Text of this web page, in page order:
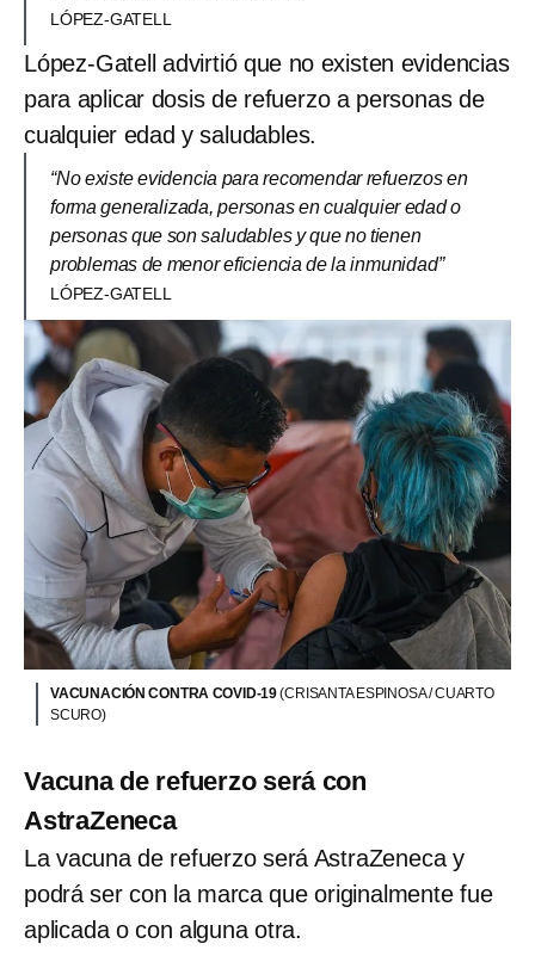
LÓPEZ-GATELL
López-Gatell advirtió que no existen evidencias
para aplicar dosis de refuerzo a personas de
cualquier edad y saludables.
“No existe evidencia para recomendar refuerzos en
forma generalizada, personas en cualquier edad o
personas que son saludables y que no tienen
problemas de menor eficiencia de la inmunidad”
LÓPEZ-GATELL
VACUNACIÓN CONTRA COVID-19(CRISANTA ESPINOSA / CUARTO
SCURO)
Vacuna de refuerzo será con
AstraZeneca
La vacuna de refuerzo será AstraZeneca y
podrá ser con la marca que originalmente fue
aplicada o con alguna otra.